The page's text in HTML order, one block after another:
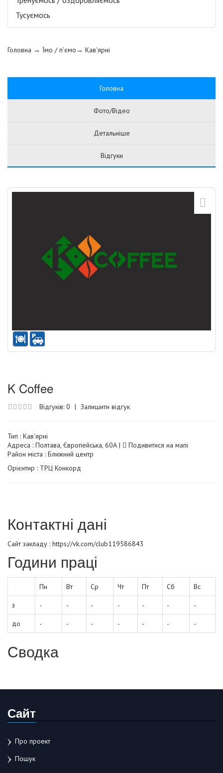
Тусуємось
Головна → Їмо / п’ємо→ Кав'ярні
Головна
Фото/Відео
Детальніше
Відгуки
K Coffee
Відгуків: 0 | Залишити відгук
Тип : Кав'ярні
Адреса : Полтава, Європейська, 60А |
Подивитися на мапі
Район міста : Ближний центр
Орієнтир : ТРЦ Конкорд
Контактні дані
Сайт закладу : https://vk.com/club119586843
Години праці
Пн Вт Ср Чт Пт Сб Вс
з - - - - - - -
до - - - - - - -
Сводка
Сайт
Про проект
Пошук